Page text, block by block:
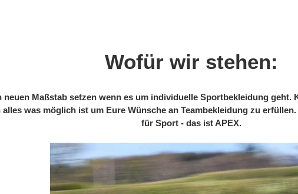
Wofür wir stehen:
neuen Maßstab setzen wenn es um individuelle Sportbekleidung geht.
was möglich ist um Eure Wünsche an Teambekleidung zu
für Sport - das ist APEX.